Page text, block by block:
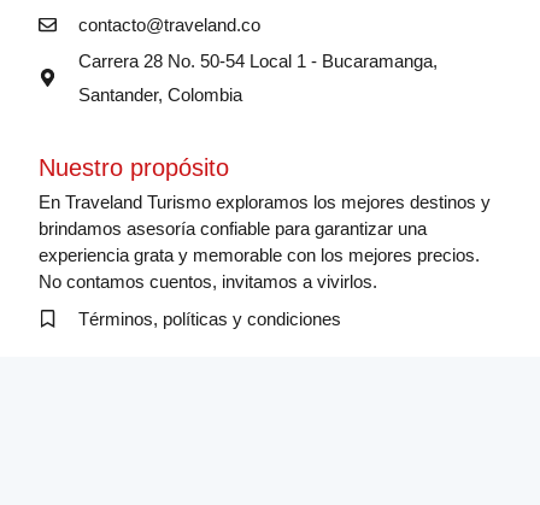
contacto@traveland.co
Carrera 28 No. 50-54 Local 1 - Bucaramanga,
Santander, Colombia
Nuestro propósito
En Traveland Turismo exploramos los mejores destinos y
brindamos asesoría confiable para garantizar una
experiencia grata y memorable con los mejores precios.
No contamos cuentos, invitamos a vivirlos.
Términos, políticas y condiciones